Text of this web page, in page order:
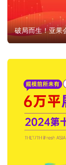
破局而生！亚果